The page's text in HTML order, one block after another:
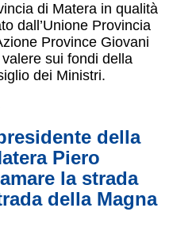
di Matera in qualità
dall’Unione Provincia
Province Giovani
sui fondi della
dei Ministri.
della
Piero
la strada
della Magna